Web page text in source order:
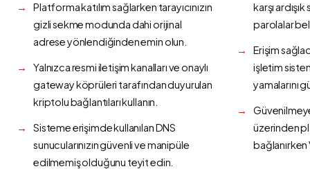
Platforma katılım sağlarken tarayıcınızın
gizli sekme modunda dahi orijinal
adrese yönlendiğinden emin olun.
Yalnızca resmi iletişim kanalları ve onaylı
gateway köprüleri tarafından duyurulan
kriptolu bağlantıları kullanın.
Sisteme erişimde kullanılan DNS
sunucularınızın güvenli ve manipüle
edilmemiş olduğunu teyit edin.
karşı
parolalar
Erişim
işletim
yamalarını
üzerinden
bağlanırken